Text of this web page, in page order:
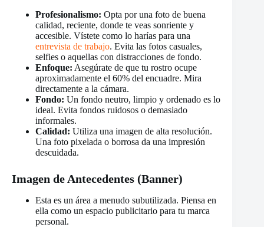
Profesionalismo: Opta por una foto de buena
calidad, reciente, donde te veas sonriente y
accesible. Vístete como lo harías para una
entrevista de trabajo. Evita las fotos casuales,
selfies o aquellas con distracciones de fondo.
Enfoque: Asegúrate de que tu rostro ocupe
aproximadamente el 60% del encuadre. Mira
directamente a la cámara.
Fondo: Un fondo neutro, limpio y ordenado es lo
ideal. Evita fondos ruidosos o demasiado
informales.
Calidad: Utiliza una imagen de alta resolución.
Una foto pixelada o borrosa da una impresión
descuidada.
Imagen de Antecedentes (Banner)
Esta es un área a menudo subutilizada. Piensa en
ella como un espacio publicitario para tu marca
personal.